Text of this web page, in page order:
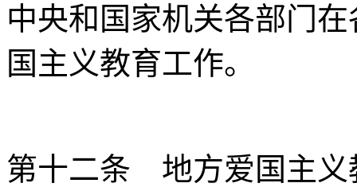
中央和国家机关各部门
国主义教育工作。
第十二条 地方爱国主义